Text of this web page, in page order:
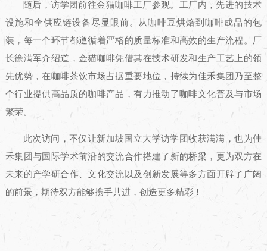
随后，访学团前往金猫咖啡工厂参观。工厂内，先进的技术
设施和全供应链设备尽显眼前。从咖啡豆烘焙到咖啡成品的包
装，每一个环节都遵循着严格的质量标准和高效的生产流程。厂
长徐满军介绍道，金猫咖啡凭借其在技术研发和生产工艺上的领
先优势，在咖啡茶饮市场占据重要地位，持续为佳禾集团乃至整
个行业提供高品质的咖啡产品，有力推动了咖啡文化普及与市场
繁荣。
此次访问，不仅让新加坡国立大学访学团收获满满，也为佳
禾集团与国际学术前沿的交流合作搭建了新的桥梁，更为双方在
未来的产学研合作、文化交流以及创新发展等多方面开辟了广阔
的前景，期待双方能够携手共进，创造更多精彩！